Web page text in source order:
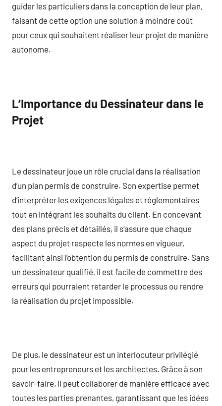
guider les particuliers dans la conception de leur plan,
faisant de cette option une solution à moindre coût
pour ceux qui souhaitent réaliser leur projet de manière
autonome.
L’Importance du Dessinateur dans le
Projet
Le dessinateur joue un rôle crucial dans la réalisation
d’un plan permis de construire. Son expertise permet
d’interpréter les exigences légales et réglementaires
tout en intégrant les souhaits du client. En concevant
des plans précis et détaillés, il s’assure que chaque
aspect du projet respecte les normes en vigueur,
facilitant ainsi l’obtention du permis de construire. Sans
un dessinateur qualifié, il est facile de commettre des
erreurs qui pourraient retarder le processus ou rendre
la réalisation du projet impossible.
De plus, le dessinateur est un interlocuteur privilégié
pour les entrepreneurs et les architectes. Grâce à son
savoir-faire, il peut collaborer de manière efficace avec
toutes les parties prenantes, garantissant que les idées